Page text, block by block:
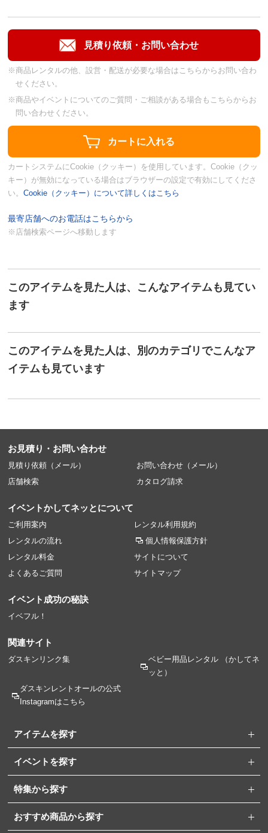
※商品レンタルの他、設営・配送が必要な場合はこちらからお問い合わ
せください。
※商品やイベントについてのご質問・ご相談がある場合もこちらからお
問い合わせください。
カートシステムにCookie（クッキー）を使用しています。Cookie（クッ
キー）が無効になっている場合はブラウザーの設定で有効にしてくださ
い。Cookie（クッキー）について詳しくはこちら
最寄店舗へのお電話はこちらから
※店舗検索ページへ移動します
このアイテムを見た人は、こんなアイテムも見てい
ます
このアイテムを見た人は、別のカテゴリでこんなア
イテムも見ています
お見積り・お問い合わせ
見積り依頼（メール）
お問い合わせ（メール）
店舗検索
カタログ請求
イベントかしてネッとについて
ご利用案内
レンタルの流れ
レンタル料金
よくあるご質問
レンタル利用規約
個人情報保護方針
サイトについて
サイトマップ
イベント成功の秘訣
イベフル！
関連サイト
ダスキンリンク集 ベビー用品レンタル（かしてネ
ッと）
ダスキンレントオールの公式
Instagramはこちら
アイテムを探す
イベントを探す
特集から探す
おすすめ商品から探す